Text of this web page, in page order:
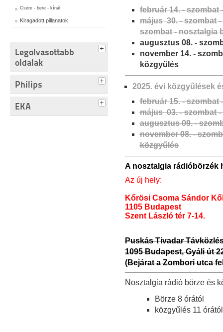
Csere - bere - kínál
Kiragadott pillanatok
Legolvasottabb
oldalak
Philips
EKA
február 14. - szombat
május 30. - szombat
szombat - nosztalgia
augusztus 08. -
november 14. -
közgyűlés
2025. évi közgyűlések
február 15. - szombat
május 03. -szombat -
augusztus 09. -
november 08. -
közgyűlés
A nosztalgia rádióbörzék
Az új hely:
Kőrösi Csoma Sándor
1105 Budapest
Szent László tér 7-14.
Puskás Tivadar
1095 Budapest, Gyáli út
(Bejárat a Zombori utca
Nosztalgia rádió börze és
Börze 8 órától
közgyűlés 11 órától